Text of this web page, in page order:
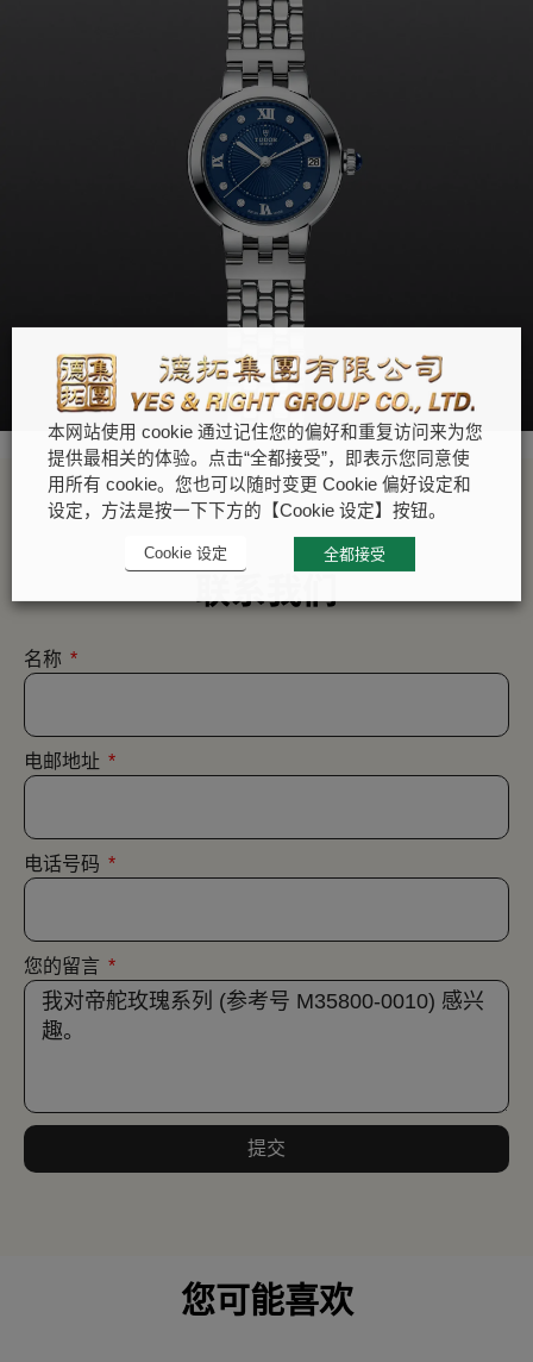
联系我们
名称
电邮地址
电话号码
您的留言
提交
您可能喜欢
本网站使用 cookie 通过记住您的偏好和重复访问来为您
提供最相关的体验。点击“全都接受”，即表示您同意使
用所有 cookie。您也可以随时变更 Cookie 偏好设定和
设定，方法是按一下下方的【Cookie 设定】按钮。
Cookie 设定 全都接受